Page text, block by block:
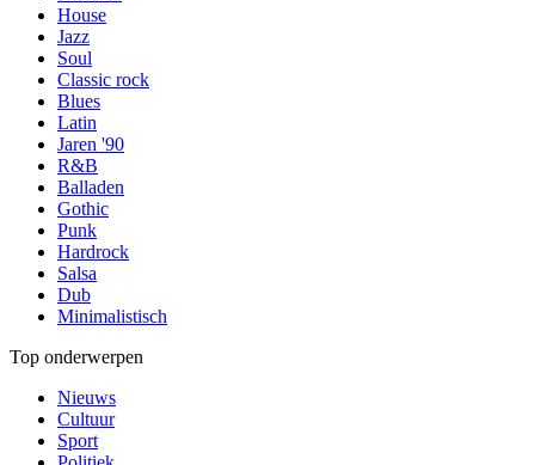
House
Jazz
Soul
Classic rock
Blues
Latin
Jaren '90
R&B
Balladen
Gothic
Punk
Hardrock
Salsa
Dub
Minimalistisch
Top onderwerpen
Nieuws
Cultuur
Sport